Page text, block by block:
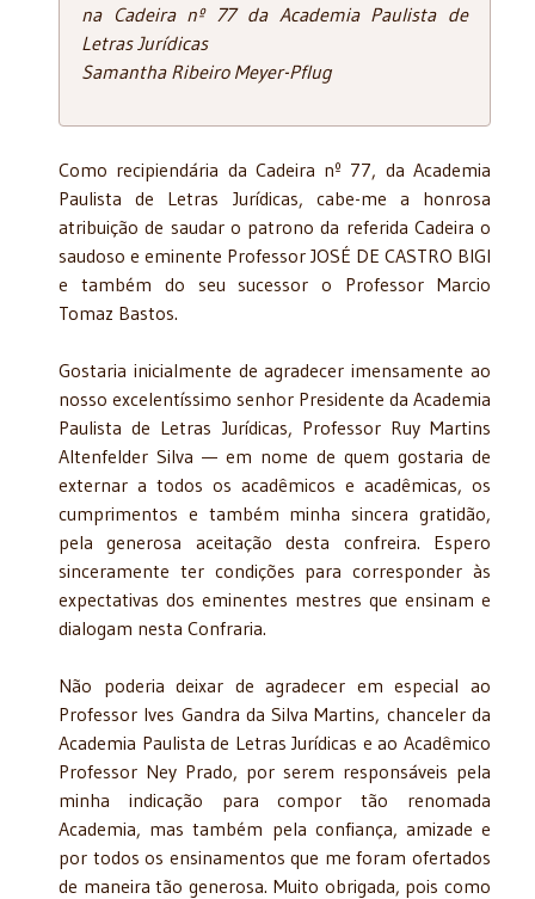
na Cadeira nº 77 da Academia Paulista de
Letras Jurídicas
Samantha Ribeiro Meyer-Pflug
Como recipiendária da Cadeira nº 77, da Academia
Paulista de Letras Jurídicas, cabe-me a honrosa
atribuição de saudar o patrono da referida Cadeira o
saudoso e eminente Professor JOSÉ DE CASTRO BIGI
e também do seu sucessor o Professor Marcio
Tomaz Bastos.
Gostaria inicialmente de agradecer imensamente ao
nosso excelentíssimo senhor Presidente da Academia
Paulista de Letras Jurídicas, Professor Ruy Martins
Altenfelder Silva — em nome de quem gostaria de
externar a todos os acadêmicos e acadêmicas, os
cumprimentos e também minha sincera gratidão,
pela generosa aceitação desta confreira. Espero
sinceramente ter condições para corresponder às
expectativas dos eminentes mestres que ensinam e
dialogam nesta Confraria.
Não poderia deixar de agradecer em especial ao
Professor Ives Gandra da Silva Martins, chanceler da
Academia Paulista de Letras Jurídicas e ao Acadêmico
Professor Ney Prado, por serem responsáveis pela
minha indicação para compor tão renomada
Academia, mas também pela confiança, amizade e
por todos os ensinamentos que me foram ofertados
de maneira tão generosa. Muito obrigada, pois como